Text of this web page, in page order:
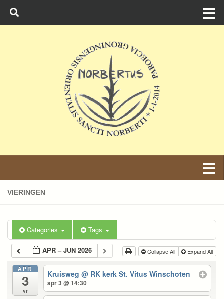
Ga naar de inhoud
VIERINGEN
Categories Tags
APR – JUN 2026 Collapse All Expand All
APR
3
vr
Kruisweg@ RK kerk St. Vitus Winschoten
apr 3 @ 14:30